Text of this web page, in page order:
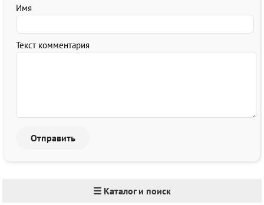
Имя
Текст комментария
☰ Каталог и поиск